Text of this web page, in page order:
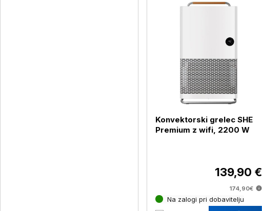
Konvektorski grelec SHE
Premium z wifi, 2200 W
139,90 €
174,90€
Na zalogi pri dobavitelju